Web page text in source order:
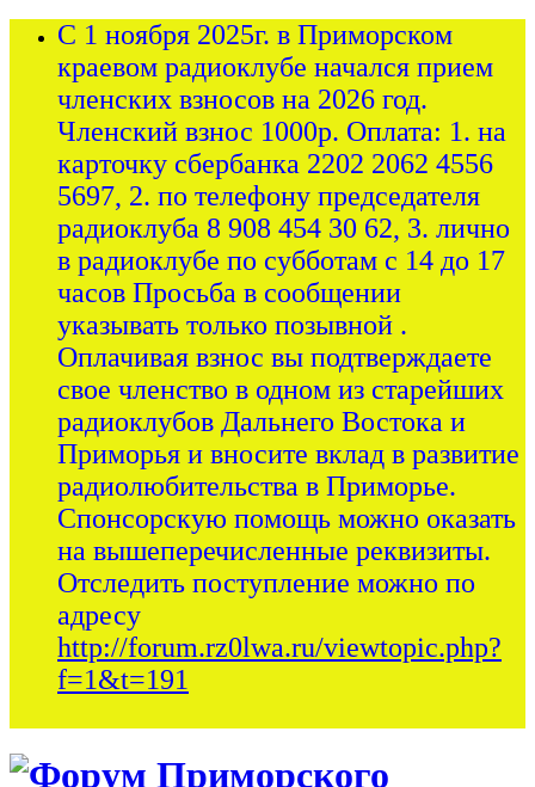
С 1 ноября 2025г. в Приморском
краевом радиоклубе начался прием
членских взносов на 2026 год.
Членский взнос 1000р. Оплата: 1. на
карточку сбербанка 2202 2062 4556
5697, 2. по телефону председателя
радиоклуба 8 908 454 30 62, 3. лично
в радиоклубе по субботам с 14 до 17
часов Просьба в сообщении
указывать только позывной .
Оплачивая взнос вы подтверждаете
свое членство в одном из старейших
радиоклубов Дальнего Востока и
Приморья и вносите вклад в развитие
радиолюбительства в Приморье.
Спонсорскую помощь можно оказать
на вышеперечисленные реквизиты.
Отследить поступление можно по
адресу
http://forum.rz0lwa.ru/viewtopic.php?
f=1&t=191